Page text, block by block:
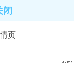
页